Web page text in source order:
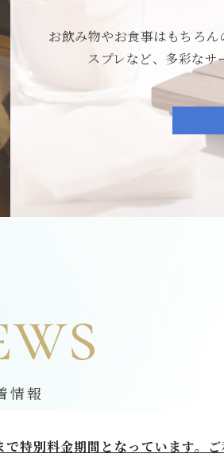
お飲み物やお食事はもちろ
スプレなど、多彩な
情報
特別料金期間となっています。